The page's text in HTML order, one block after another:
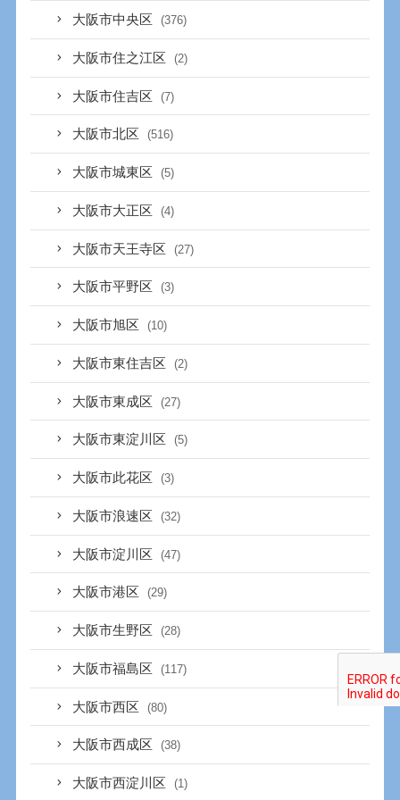
大阪市中央区 (376)
大阪市住之江区 (2)
大阪市住吉区 (7)
大阪市北区 (516)
大阪市城東区 (5)
大阪市大正区 (4)
大阪市天王寺区 (27)
大阪市平野区 (3)
大阪市旭区 (10)
大阪市東住吉区 (2)
大阪市東成区 (27)
大阪市東淀川区 (5)
大阪市此花区 (3)
大阪市浪速区 (32)
大阪市淀川区 (47)
大阪市港区 (29)
大阪市生野区 (28)
大阪市福島区 (117)
大阪市西区 (80)
大阪市西成区 (38)
大阪市西淀川区 (1)